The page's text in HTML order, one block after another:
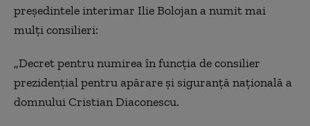
președintele interimar Ilie Bolojan a numit mai
mulți consilieri:
„Decret pentru numirea în funcția de consilier
prezidențial pentru apărare și siguranță națională a
domnului Cristian Diaconescu.